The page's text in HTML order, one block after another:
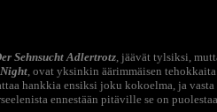
Sehnsucht Adlertrotz, jäävät tylsiksi,
, ovat yksinkin äärimmäisen
hankkia ensiksi joku kokoelma, ja
ennestään pitäville se on